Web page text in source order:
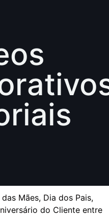
Mães, Dia dos Pais,
do Cliente entre